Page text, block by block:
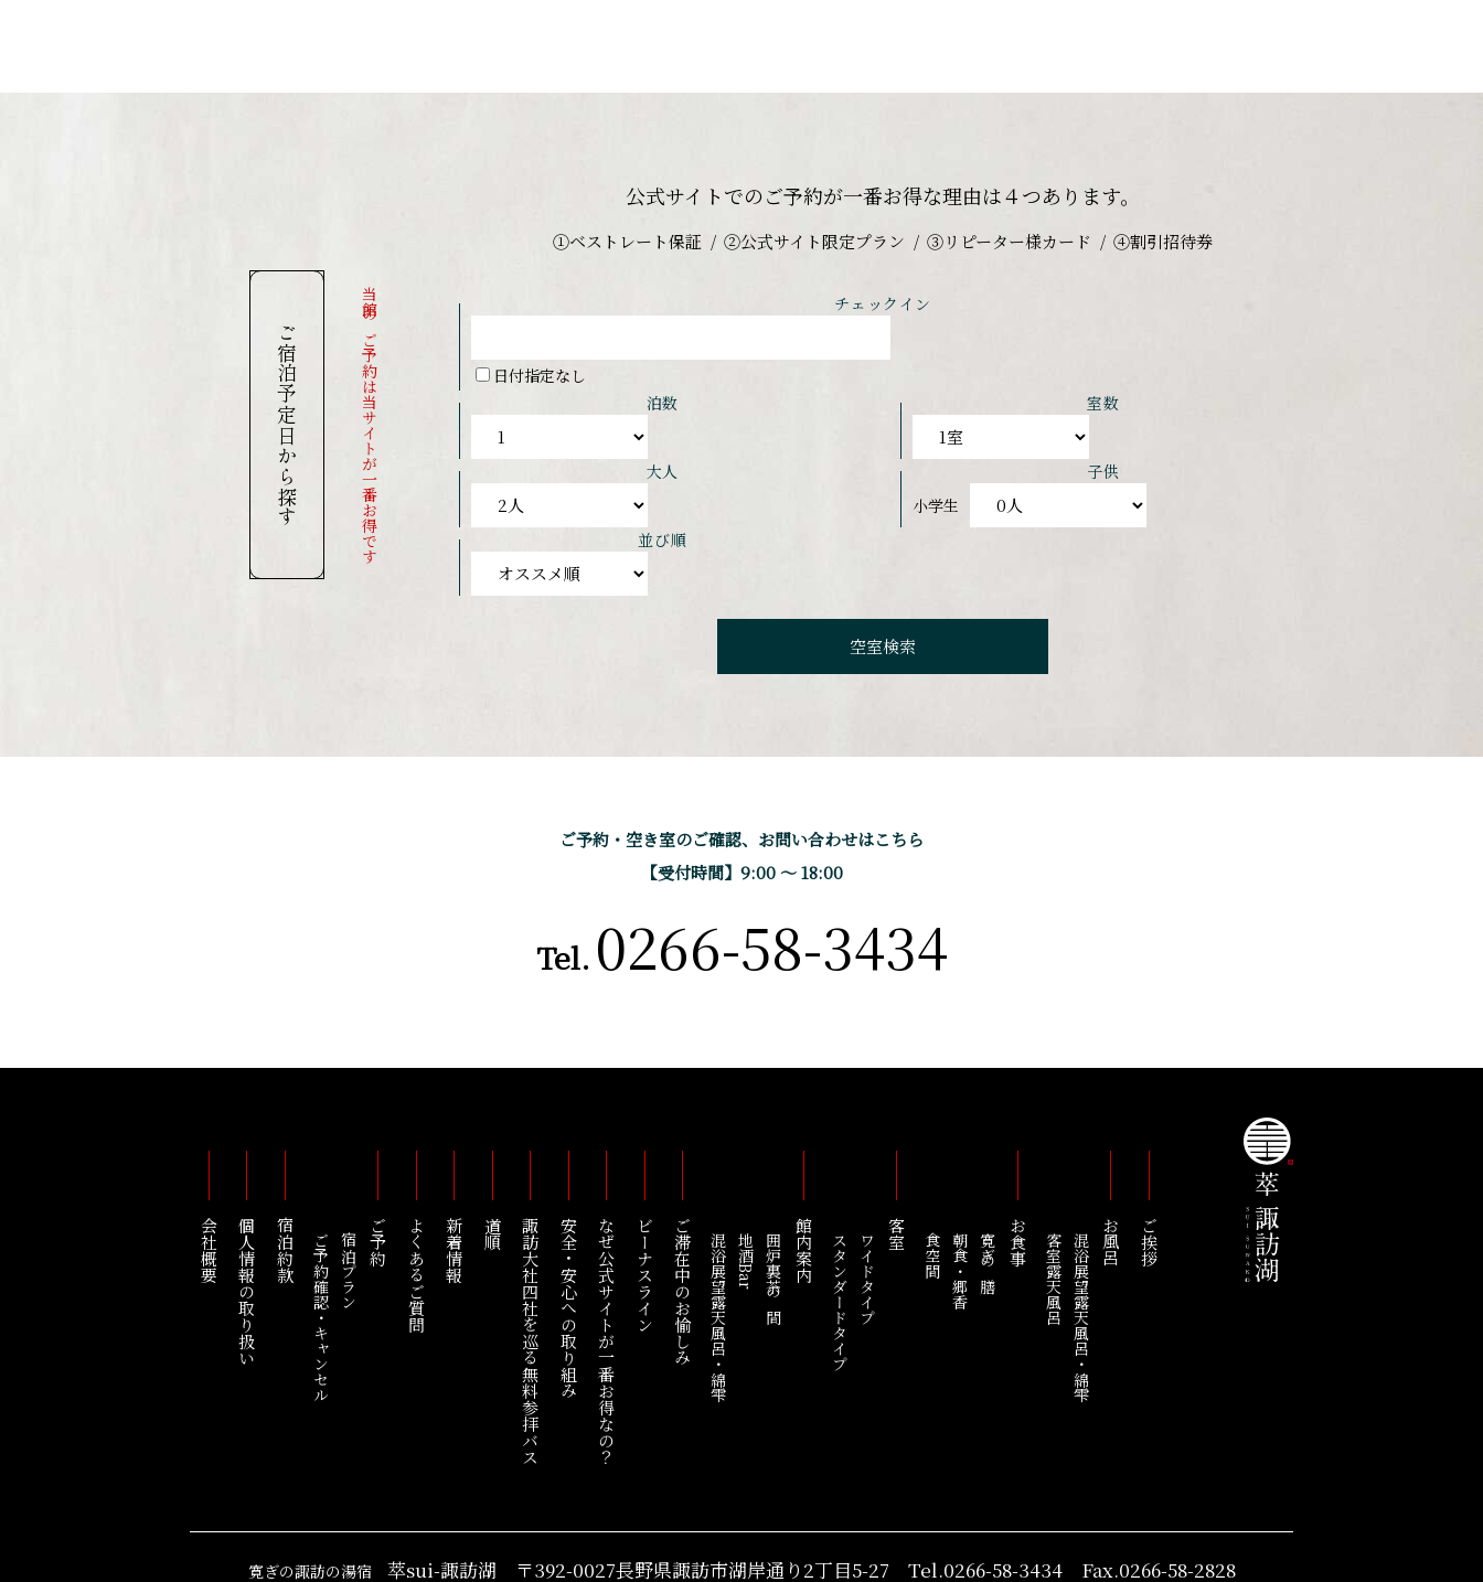
ご宿泊予定日から探す 当館のご予約は当サイトが一番お得です
公式サイトでのご予約が一番お得な理由は４つあります。
①ベストレート保証 ②公式サイト限定プラン ③リピーター様カード ④割引招待券
チェックイン
日付指定なし
泊数
室数
大人
子供
小学生
並び順
ご予約・空き室のご確認、 お問い合わせはこちら
【受付時間】9:00 〜 18:00
Tel. 0266-58-3434
ご挨拶
お風呂
混浴展望露天風呂・綿雫
客室露天風呂
お食事
寛ぎの膳
朝食・郷香
食空間
客室
ワイドタイプ
スタンダードタイプ
館内案内
囲炉裏茶の間
地酒Bar
混浴展望露天風呂・綿雫
ご滞在中のお愉しみ
ビーナスライン
なぜ公式サイトが一番お得なの？
安全・安心への取り組み
諏訪大社四社を巡る
無料参拝バス
道順
新着情報
よくあるご質問
ご予約
宿泊プラン
ご予約確認・キャンセル
宿泊約款
個人情報の取り扱い
会社概要
寛ぎの諏訪の湯宿 萃sui-諏訪湖 〒392-0027長野県諏訪市湖岸通り2丁目5-27 Tel.0266-58-3434 Fax.0266-58-2828